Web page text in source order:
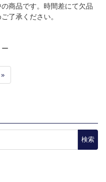
商品です。時間差にて欠品
了承ください。
»